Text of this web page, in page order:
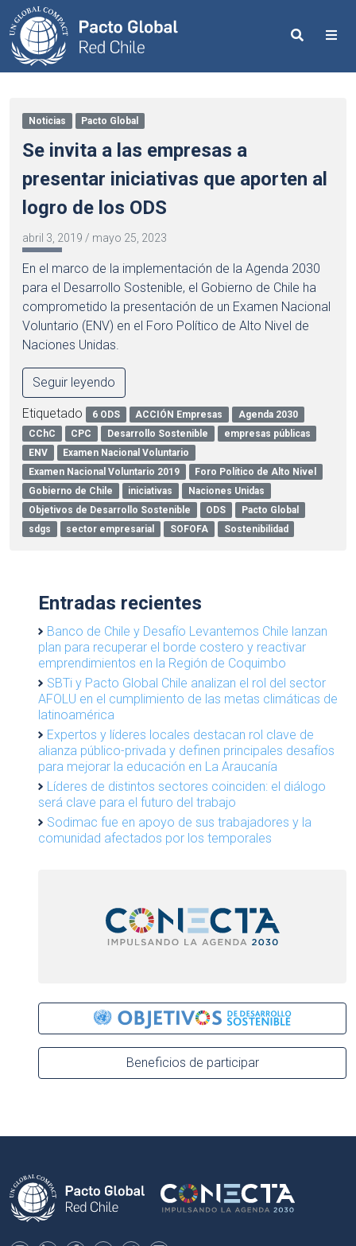
Search
Noticias Pacto Global
Se invita a las empresas a
presentar iniciativas que aporten al
logro de los ODS
abril 3, 2019 / mayo 25, 2023
En el marco de la implementación de la Agenda 2030
para el Desarrollo Sostenible, el Gobierno de Chile ha
comprometido la presentación de un Examen Nacional
Voluntario (ENV) en el Foro Político de Alto Nivel de
Naciones Unidas.
Seguir leyendo
Etiquetado 6 ODS ACCIÓN Empresas
Agenda 2030
CChC
CPC Desarrollo Sostenible
empresas públicas
ENV
Examen Nacional Voluntario
Examen Nacional Voluntario 2019
Foro Político de Alto Nivel
Gobierno de Chile
iniciativas
Naciones Unidas
Objetivos de Desarrollo Sostenible
ODS
Pacto Global
sdgs
sector empresarial SOFOFA Sostenibilidad
Entradas recientes
Banco de Chile y Desafío Levantemos Chile lanzan
plan para recuperar el borde costero y reactivar
emprendimientos en la Región de Coquimbo
SBTi y Pacto Global Chile analizan el rol del sector
AFOLU en el cumplimiento de las metas climáticas de
latinoamérica
Expertos y líderes locales destacan rol clave de
alianza público-privada y definen principales desafíos
para mejorar la educación en La Araucanía
Líderes de distintos sectores coinciden: el diálogo
será clave para el futuro del trabajo
Sodimac fue en apoyo de sus trabajadores y la
comunidad afectados por los temporales
Beneficios de participar